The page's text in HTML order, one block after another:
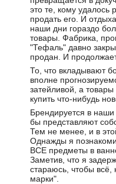
это те, кому удалось
продать его. И
наши дни гораздо
товары. Фабрика,
"Тефаль" давно
продан. И
То, что вкладывают
вполне
затейливой, а
купить что-нибудь
Брендируется в
бы представляют
Тем не менее, и в
Однажды я
ВСЕ предметы в
Заметив, что я
стараюсь, чтобы
марки".